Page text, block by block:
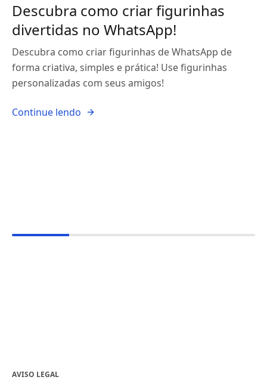
Descubra como criar figurinhas
divertidas no WhatsApp!
Descubra como criar figurinhas de WhatsApp de
forma criativa, simples e prática! Use figurinhas
personalizadas com seus amigos!
Continue lendo
AVISO LEGAL